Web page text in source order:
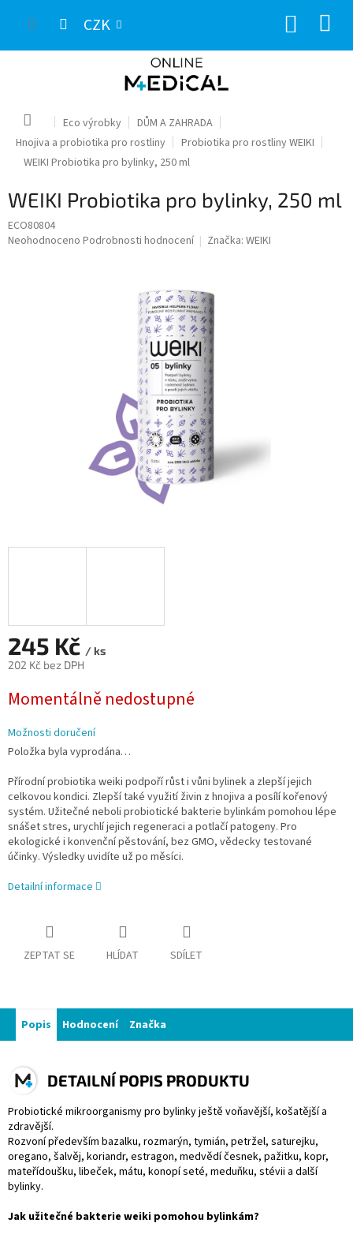
CZK
Domů Eco výrobky
DŮM A ZAHRADA
Hnojiva a probiotika pro rostliny
Probiotika pro rostliny WEIKI
WEIKI Probiotika pro bylinky, 250 ml
WEIKI Probiotika pro bylinky, 250 ml
ECO80804
Průměrné
Neohodnoceno Podrobnosti hodnocení Značka: WEIKI
245 Kč / ks
202 Kč bez DPH
cena:
Momentálně nedostupné
Možnosti doručení
Položka byla vyprodána…
Přírodní probiotika weiki podpoří růst i vůni bylinek a zlepší jejich
celkovou kondici. Zlepší také využití živin z hnojiva a posílí kořenový
systém. Užitečné neboli probiotické bakterie bylinkám pomohou lépe
snášet stres, urychlí jejich regeneraci a potlačí patogeny. Pro
ekologické i konvenční pěstování, bez GMO, vědecky testované
účinky. Výsledky uvidíte už po měsíci.
Detailní informace
ZEPTAT SE HLÍDAT SDÍLET
Popis Hodnocení Značka
DETAILNÍ POPIS PRODUKTU
Probiotické mikroorganismy pro bylinky ještě voňavější, košatější a
zdravější.
Rozvoní především bazalku, rozmarýn, tymián, petržel, saturejku,
oregano, šalvěj, koriandr, estragon, medvědí česnek, pažitku, kopr,
mateřídoušku, libeček, mátu, konopí seté, meduňku, stévii a další
bylinky.
Jak užitečné bakterie weiki pomohou bylinkám?